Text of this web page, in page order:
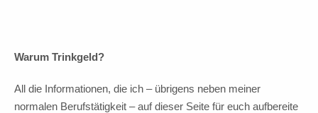
Warum Trinkgeld?
All die Informationen, die ich – übrigens neben meiner
normalen Berufstätigkeit – auf dieser Seite für euch aufbereite